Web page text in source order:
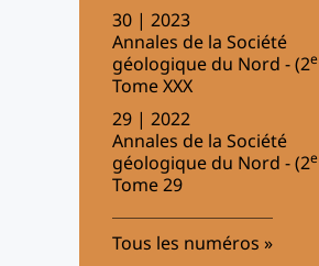
30 | 2023
Annales de la Société
géologique du Nord - (2e
Tome XXX
29 | 2022
Annales de la Société
géologique du Nord - (2e
Tome 29
Tous les numéros